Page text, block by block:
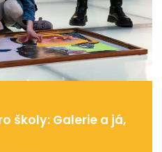
školy: Galerie a já,